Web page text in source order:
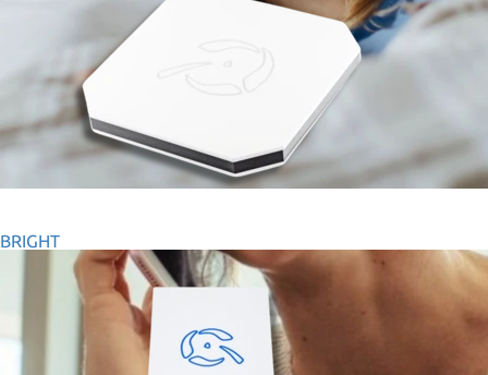
BRIGHT